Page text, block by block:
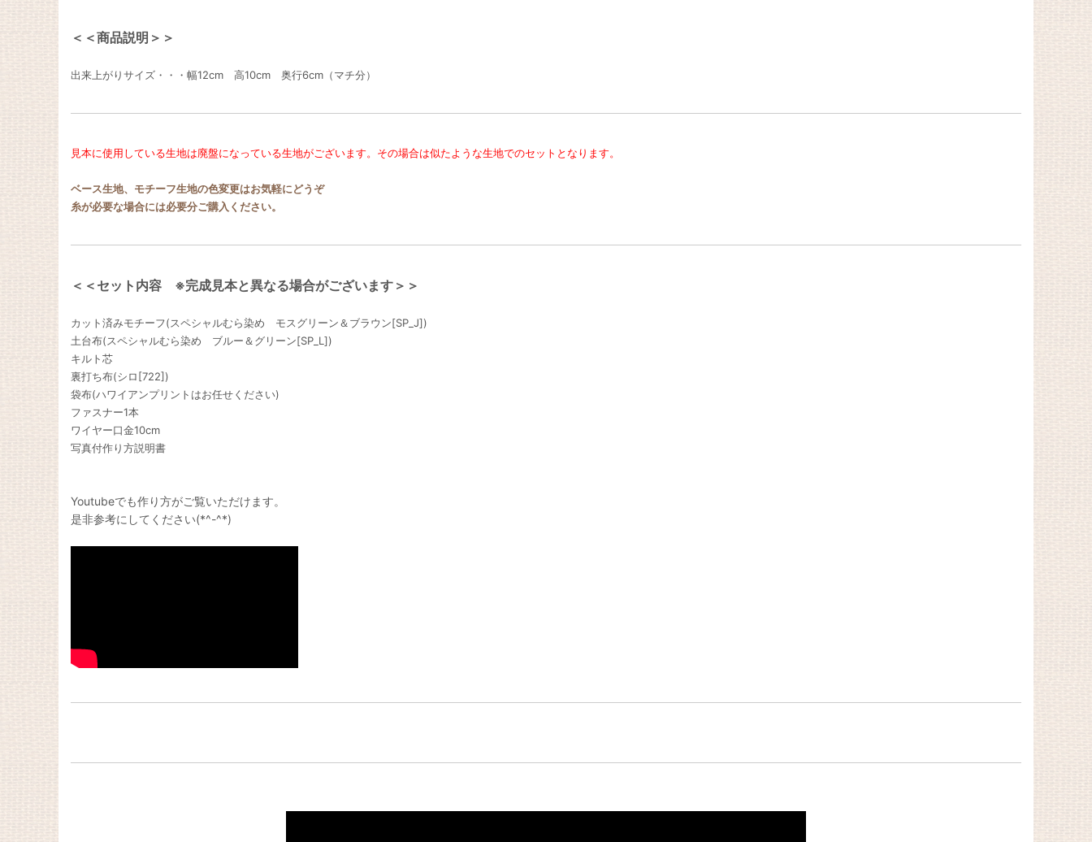
＜＜商品説明＞＞
出来上がりサイズ・・・幅12cm 高10cm 奥行6cm（マチ分）
見本に使用している生地は廃盤になっている生地がございます。その場合は似たような生地でのセットとなります。
ベース生地、モチーフ生地の色変更はお気軽にどうぞ
糸が必要な場合には必要分ご購入ください。
＜＜セット内容 ※完成見本と異なる場合がございます＞＞
カット済みモチーフ(スペシャルむら染め モスグリーン＆ブラウン[SP_J])
土台布(スペシャルむら染め ブルー＆グリーン[SP_L])
キルト芯
裏打ち布(シロ[722])
袋布(ハワイアンプリントはお任せください)
ファスナー1本
ワイヤー口金10cm
写真付作り方説明書
Youtubeでも作り方がご覧いただけます。
是非参考にしてください(*^-^*)